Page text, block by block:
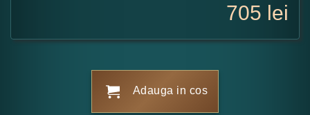
705 lei
Adauga in cos